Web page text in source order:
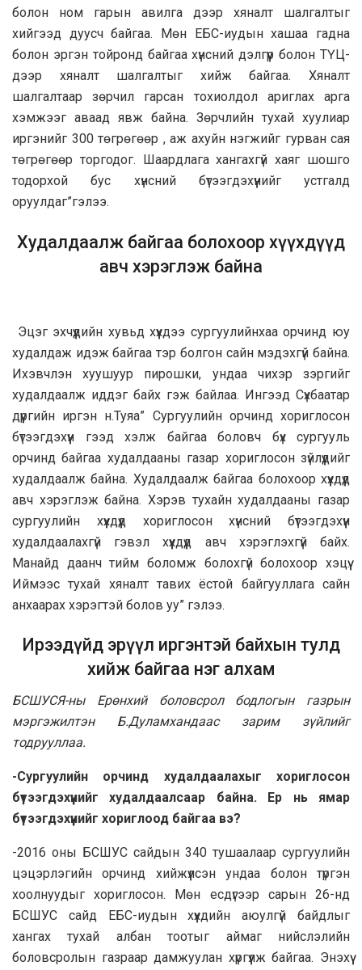
болон ном гарын авилга дээр хяналт шалгалтыг
хийгээд дуусч байгаа. Мөн ЕБС-иудын хашаа гадна
болон эргэн тойронд байгаа хүнсний дэлгүүр болон ТҮЦ-
дээр хяналт шалгалтыг хийж байгаа. Хяналт
шалгалтаар зөрчил гарсан тохиолдол ариглах арга
хэмжээг аваад явж байна. Зөрчлийн тухай хуулиар
иргэнийг 300 төгрөгөөр , аж ахуйн нэгжийг гурван сая
төгрөгөөр торгодог. Шаардлага хангахгүй хаяг шошго
тодорхой бус хүнсний бүтээгдэхүүнийг устгалд
оруулдаг”гэлээ.
Худалдаалж байгаа болохоор хүүхдүүд
авч хэрэглэж байна
Эцэг эхчүүдийн хувьд хүүхдээ сургуулийнхаа орчинд юу
худалдаж идэж байгаа тэр болгон сайн мэдэхгүй байна.
Ихэвчлэн хуушуур пирошки, ундаа чихэр зэргийг
худалдаалж иддэг байх гэж байлаа. Ингээд Сүхбаатар
дүүргийн иргэн н.Туяа” Сургуулийн орчинд хориглосон
бүтээгдэхүүн гээд хэлж байгаа боловч бүх сургууль
орчинд байгаа худалдааны газар хориглосон зүйлүүдийг
худалдаалж байна. Худалдаалж байгаа болохоор хүүхдүүд
авч хэрэглэж байна. Хэрэв тухайн худалдааны газар
сургуулийн хүүхдүүд хориглосон хүнсний бүтээгдэхүүн
худалдаалахгүй гэвэл хүүхдүүд авч хэрэглэхгүй байх.
Манайд даанч тийм боломж болохгүй болохоор хэцүү.
Иймээс тухай хяналт тавих ёстой байгууллага сайн
анхаарах хэрэгтэй болов уу” гэлээ.
Ирээдүйд эрүүл иргэнтэй байхын тулд
хийж байгаа нэг алхам
БСШУСЯ-ны Ерөнхий боловсрол бодлогын газрын
мэргэжилтэн Б.Дуламхандаас зарим зүйлийг
тодрууллаа.
-Сургуулийн орчинд худалдаалахыг хориглосон
бүтээгдэхүүнийг худалдаалсаар байна. Ер нь ямар
бүтээгдэхүүнийг хориглоод байгаа вэ?
-2016 оны БСШУС сайдын 340 тушаалаар сургуулийн
цэцэрлэгийн орчинд хийжүүлсэн ундаа болон түргэн
хоолнуудыг хориглосон. Мөн есдүгээр сарын 26-нд
БСШУС сайд ЕБС-иудын хүүхдийн аюулгүй байдлыг
хангах тухай албан тоотыг аймаг нийслэлийн
боловсролын газраар дамжуулан хүргүүлж байгаа. Энэхүү